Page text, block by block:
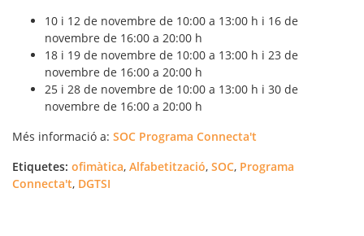
10 i 12 de novembre de 10:00 a 13:00 h i 16 de
novembre de 16:00 a 20:00 h
18 i 19 de novembre de 10:00 a 13:00 h i 23 de
novembre de 16:00 a 20:00 h
25 i 28 de novembre de 10:00 a 13:00 h i 30 de
novembre de 16:00 a 20:00 h
Més informació a: SOC Programa Connecta't
Etiquetes: ofimàtica, Alfabetització, SOC, Programa
Connecta't, DGTSI